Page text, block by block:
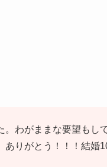
わがままな要望もし
りがとう！！！結婚